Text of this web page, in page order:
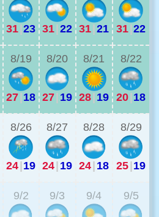
31|23 31|22 31|21 31|22
8/19
27|18
8/20
27| 19
8/21
28| 19
8/22
20|18
8/26
24|19
8/27
24| 19
8/28
24| 18
8/29
25|19
9/2 9/3 9/4 9/5